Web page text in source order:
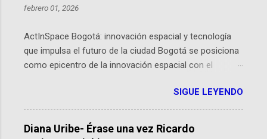
febrero 01, 2026
ActInSpace Bogotá: innovación espacial y tecnología
que impulsa el futuro de la ciudad Bogotá se posiciona
como epicentro de la innovación espacial con el
hackathon global que convierte tecnologías de la
Agencia Espacial Europea en soluciones prácticas para
la vida cotidiana. Este evento, organizado por el
Planetario de Bogotá del Idartes y la Universidad de los
SIGUE LEYENDO
Diana Uribe- Érase una vez Ricardo